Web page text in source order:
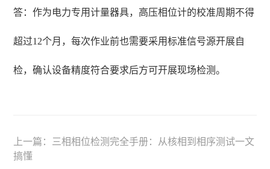
答：作为电力专用计量器具，高压相位计的校准周期不得
超过12个月，每次作业前也需要采用标准信号源开展自
检，确认设备精度符合要求后方可开展现场检测。
上一篇： 三相相位检测完全手册：从核相到相序测试一文
搞懂